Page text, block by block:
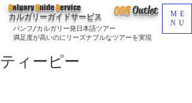
CGSOutlet
バンフ/カルガリー発日本語ツアー
満足度が高いのにリーズナブルなツアーを実現
CalgaryGuideService
カルガリーガイドサービス
ME
NU
ティーピー